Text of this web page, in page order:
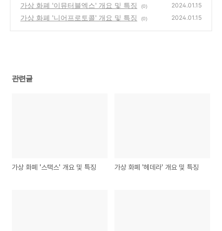
가상 화폐 '이뮤터블엑스' 개요 및 특징 (0) 2024.01.15
가상 화폐 '니어프로토콜' 개요 및 특징 (0) 2024.01.15
관련글
가상 화폐 '스택스' 개요 및 특징 가상 화폐 '헤데라' 개요 및 특징